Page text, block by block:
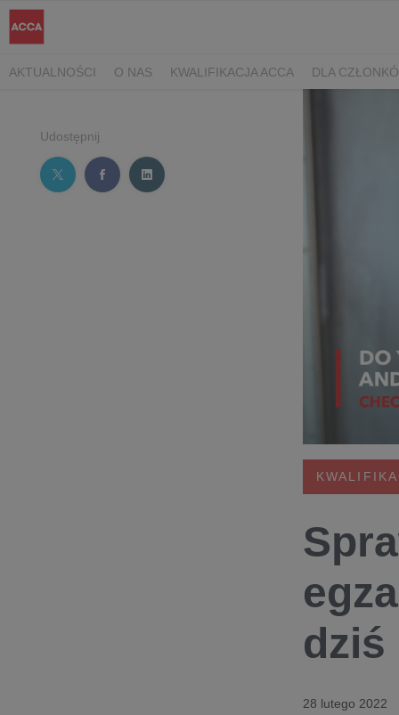
AKTUALNOŚCI O NAS KWALIFIKACJA ACCA DLA
Udostępnij
dziś
28 lutego 2022